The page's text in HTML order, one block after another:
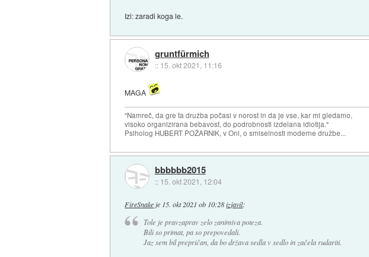
Izi: zaradi koga le.
gruntfürmich
:: 15. okt 2021, 11:16
MAGA
"Namreč, da gre ta družba počasi v norost in da je vse, kar mi gledamo,
visoko organizirana bebavost, do podrobnosti izdelana idiotija."
Psiholog HUBERT POŽARNIK, v Oni, o smiselnosti moderne družbe...
bbbbbb2015
:: 15. okt 2021, 12:04
FireSnake je 15. okt 2021 ob 10:28 izjavil:
Tole je pravzaprav zelo zanimiva poteza.
Bili so primat, pa so prepovedali.
Jaz sem bil prepričan, da bo država sedla v sedlo in začela rudariti.